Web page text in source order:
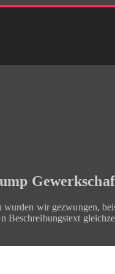
wir gezwungen,
Beschreibungstext